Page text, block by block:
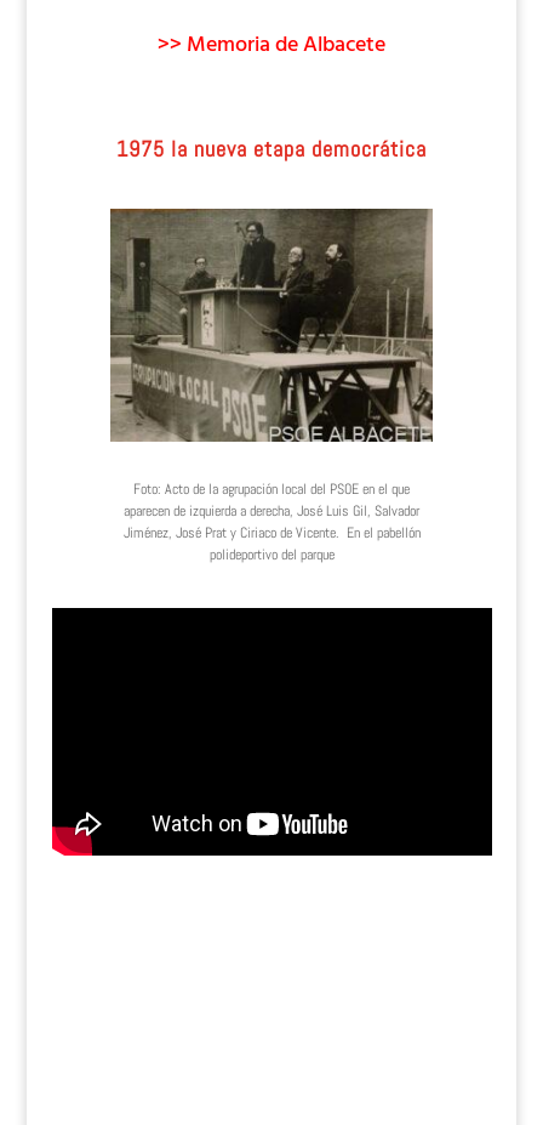
>> Memoria de Albacete
1975 la nueva etapa democrática
Foto: Acto de la agrupación local del PSOE en el que
aparecen de izquierda a derecha, José Luis Gil, Salvador
Jiménez, José Prat y Ciriaco de Vicente. En el pabellón
polideportivo del parque